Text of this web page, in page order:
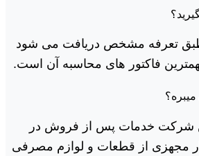
تعرفه مشخص دریافت می شود
فاکتور های محاسبه آن است.
شرکت خدمات پس از فروش در
مجهزی از قطعات و لوازم مصرفی